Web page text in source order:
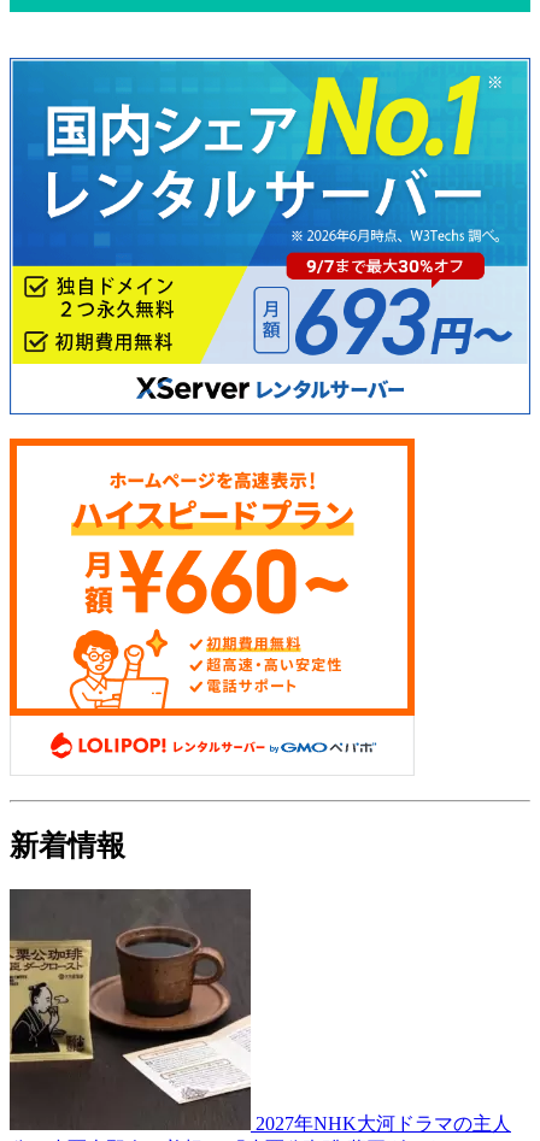
新着情報
2027年NHK大河ドラマの主人